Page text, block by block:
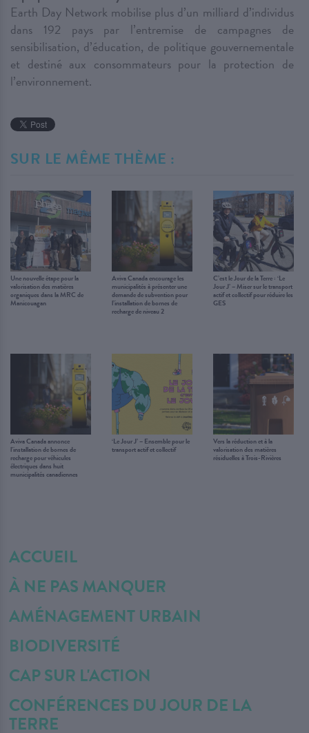
Earth Day Network mobilise plus d’un milliard d’individus
dans 192 pays par l’entremise de campagnes de
sensibilisation, d’éducation, de politique gouvernementale
et destiné aux consommateurs pour la protection de
l’environnement.
SUR LE MÊME THÈME :
Une nouvelle étape pour la
valorisation des matières
organiques dans la MRC de
Manicouagan
Aviva Canada encourage les
municipalités à présenter une
demande de subvention pour
l’installation de bornes de
recharge de niveau 2
C’est le Jour de la Terre : ‘Le
Jour J’ – Miser sur le transport
actif et collectif pour réduire les
GES
Aviva Canada annonce
l’installation de bornes de
recharge pour véhicules
électriques dans huit
municipalités canadiennes
‘Le Jour J’ – Ensemble pour le
transport actif et collectif
Vers la réduction et à la
valorisation des matières
résiduelles à Trois-Rivières
ACCUEIL
À NE PAS MANQUER
AMÉNAGEMENT URBAIN
BIODIVERSITÉ
CAP SUR L'ACTION
CONFÉRENCES DU JOUR DE LA
TERRE